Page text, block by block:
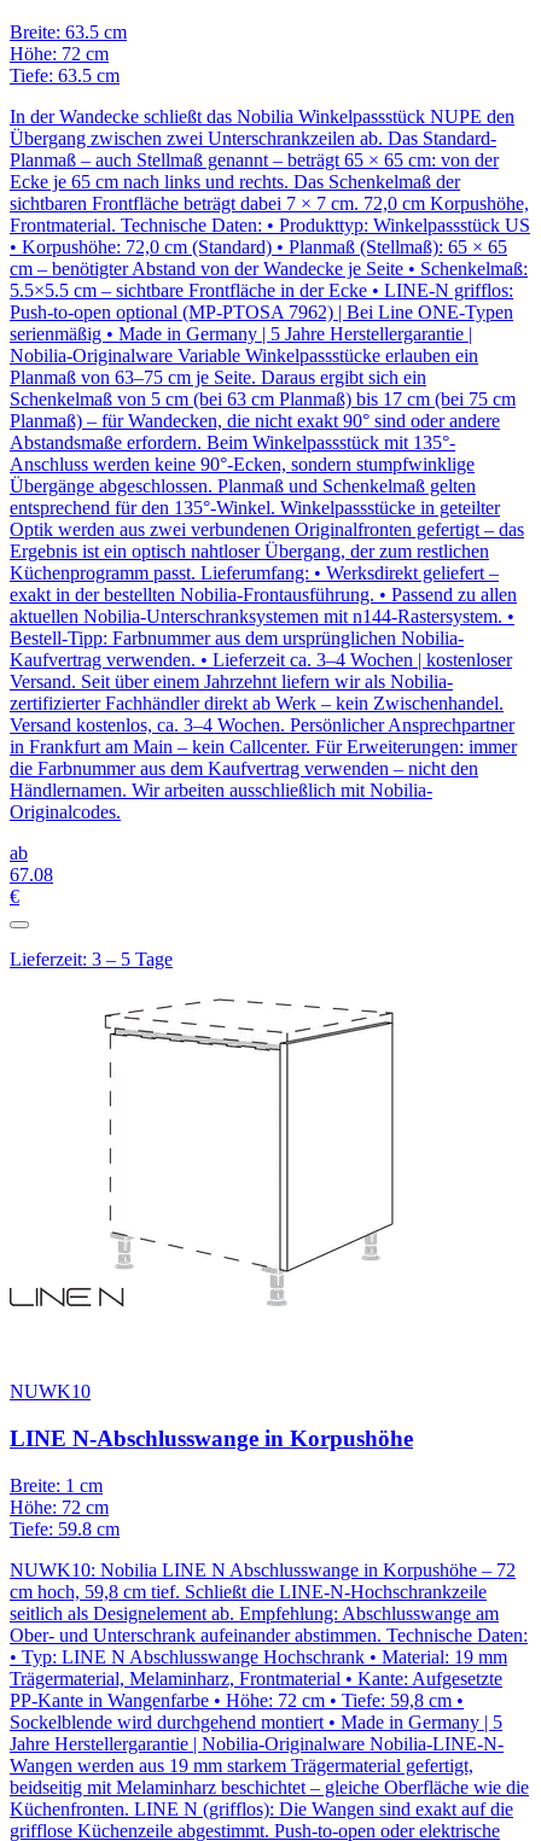
Breite: 63.5 cm
Höhe: 72 cm
Tiefe: 63.5 cm
In der Wandecke schließt das Nobilia Winkelpassstück NUPE den
Übergang zwischen zwei Unterschrankzeilen ab. Das Standard-
Planmaß – auch Stellmaß genannt – beträgt 65 × 65 cm: von der
Ecke je 65 cm nach links und rechts. Das Schenkelmaß der
sichtbaren Frontfläche beträgt dabei 7 × 7 cm. 72,0 cm Korpushöhe,
Frontmaterial. Technische Daten: • Produkttyp: Winkelpassstück US
• Korpushöhe: 72,0 cm (Standard) • Planmaß (Stellmaß): 65 × 65
cm – benötigter Abstand von der Wandecke je Seite • Schenkelmaß:
5.5×5.5 cm – sichtbare Frontfläche in der Ecke • LINE-N grifflos:
Push-to-open optional (MP-PTOSA 7962) | Bei Line ONE-Typen
serienmäßig • Made in Germany | 5 Jahre Herstellergarantie |
Nobilia-Originalware Variable Winkelpassstücke erlauben ein
Planmaß von 63–75 cm je Seite. Daraus ergibt sich ein
Schenkelmaß von 5 cm (bei 63 cm Planmaß) bis 17 cm (bei 75 cm
Planmaß) – für Wandecken, die nicht exakt 90° sind oder andere
Abstandsmaße erfordern. Beim Winkelpassstück mit 135°-
Anschluss werden keine 90°-Ecken, sondern stumpfwinklige
Übergänge abgeschlossen. Planmaß und Schenkelmaß gelten
entsprechend für den 135°-Winkel. Winkelpassstücke in geteilter
Optik werden aus zwei verbundenen Originalfronten gefertigt – das
Ergebnis ist ein optisch nahtloser Übergang, der zum restlichen
Küchenprogramm passt. Lieferumfang: • Werksdirekt geliefert –
exakt in der bestellten Nobilia-Frontausführung. • Passend zu allen
aktuellen Nobilia-Unterschranksystemen mit n144-Rastersystem. •
Bestell-Tipp: Farbnummer aus dem ursprünglichen Nobilia-
Kaufvertrag verwenden. • Lieferzeit ca. 3–4 Wochen | kostenloser
Versand. Seit über einem Jahrzehnt liefern wir als Nobilia-
zertifizierter Fachhändler direkt ab Werk – kein Zwischenhandel.
Versand kostenlos, ca. 3–4 Wochen. Persönlicher Ansprechpartner
in Frankfurt am Main – kein Callcenter. Für Erweiterungen: immer
die Farbnummer aus dem Kaufvertrag verwenden – nicht den
Händlernamen. Wir arbeiten ausschließlich mit Nobilia-
Originalcodes.
ab
67.08
€
Lieferzeit: 3 – 5 Tage
NUWK10
LINE N-Abschlusswange in Korpushöhe
Breite: 1 cm
Höhe: 72 cm
Tiefe: 59.8 cm
NUWK10: Nobilia LINE N Abschlusswange in Korpushöhe – 72
cm hoch, 59,8 cm tief. Schließt die LINE-N-Hochschrankzeile
seitlich als Designelement ab. Empfehlung: Abschlusswange am
Ober- und Unterschrank aufeinander abstimmen. Technische Daten:
• Typ: LINE N Abschlusswange Hochschrank • Material: 19 mm
Trägermaterial, Melaminharz, Frontmaterial • Kante: Aufgesetzte
PP-Kante in Wangenfarbe • Höhe: 72 cm • Tiefe: 59,8 cm •
Sockelblende wird durchgehend montiert • Made in Germany | 5
Jahre Herstellergarantie | Nobilia-Originalware Nobilia-LINE-N-
Wangen werden aus 19 mm starkem Trägermaterial gefertigt,
beidseitig mit Melaminharz beschichtet – gleiche Oberfläche wie die
Küchenfronten. LINE N (grifflos): Die Wangen sind exakt auf die
grifflose Küchenzeile abgestimmt. Push-to-open oder elektrische